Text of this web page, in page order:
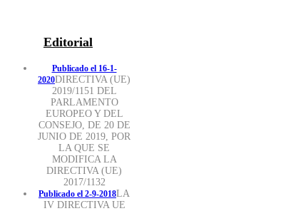
Editorial
Publicado el 16-1-
2020DIRECTIVA (UE)
2019/1151 DEL
PARLAMENTO
EUROPEO Y DEL
CONSEJO, DE 20 DE
JUNIO DE 2019, POR
LA QUE SE
MODIFICA LA
DIRECTIVA (UE)
2017/1132
Publicado el 2-9-2018LA
IV DIRECTIVA UE